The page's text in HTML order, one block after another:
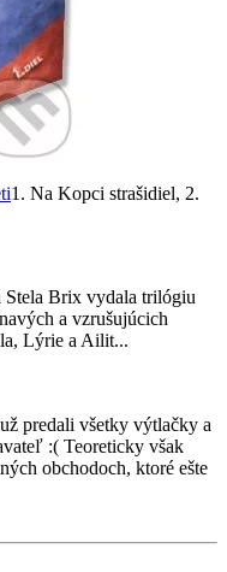
1. Na Kopci strašidiel, 2.
Stela Brix vydala trilógiu
a vzrušujúcich
Lýrie a Ailit...
predali všetky výtlačky a
:( Teoreticky však
obchodoch, ktoré ešte